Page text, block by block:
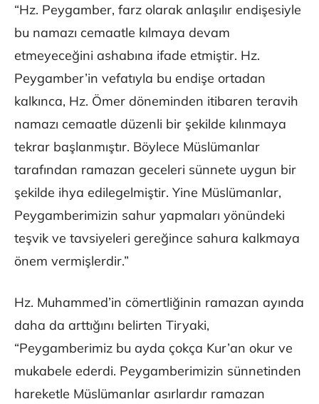
“Hz. Peygamber, farz olarak anlaşılır endişesiyle
bu namazı cemaatle kılmaya devam
etmeyeceğini ashabına ifade etmiştir. Hz.
Peygamber’in vefatıyla bu endişe ortadan
kalkınca, Hz. Ömer döneminden itibaren teravih
namazı cemaatle düzenli bir şekilde kılınmaya
tekrar başlanmıştır. Böylece Müslümanlar
tarafından ramazan geceleri sünnete uygun bir
şekilde ihya edilegelmiştir. Yine Müslümanlar,
Peygamberimizin sahur yapmaları yönündeki
teşvik ve tavsiyeleri gereğince sahura kalkmaya
önem vermişlerdir.”
Hz. Muhammed’in cömertliğinin ramazan ayında
daha da arttığını belirten Tiryaki,
“Peygamberimiz bu ayda çokça Kur’an okur ve
mukabele ederdi. Peygamberimizin sünnetinden
hareketle Müslümanlar asırlardır ramazan